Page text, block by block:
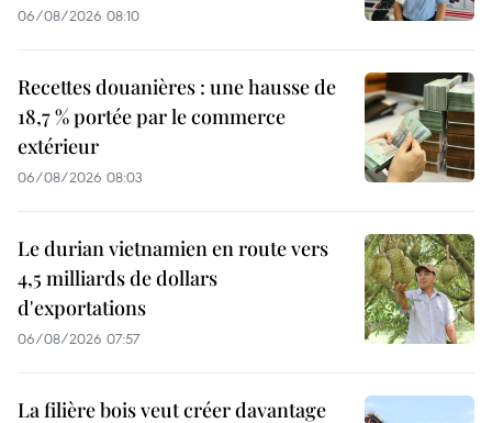
06/08/2026 08:10
Recettes douanières : une hausse de
18,7 % portée par le commerce
extérieur
06/08/2026 08:03
Le durian vietnamien en route vers
4,5 milliards de dollars
d'exportations
06/08/2026 07:57
La filière bois veut créer davantage